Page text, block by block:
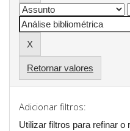
Retornar valores
Adicionar filtros:
Utilizar filtros para refinar o